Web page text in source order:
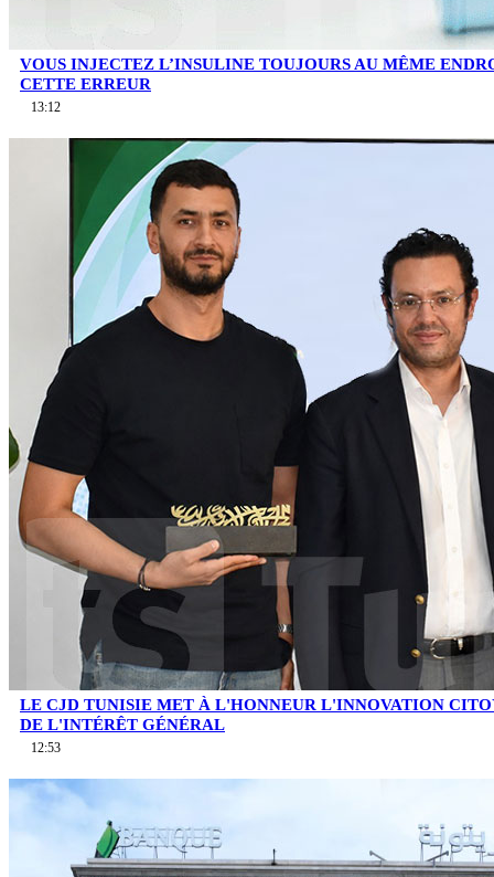
VOUS INJECTEZ L’INSULINE TOUJOURS AU MÊME
CETTE ERREUR
13:12
LE CJD TUNISIE MET À L'HONNEUR L'INNOVATION
DE L'INTÉRÊT GÉNÉRAL
12:53